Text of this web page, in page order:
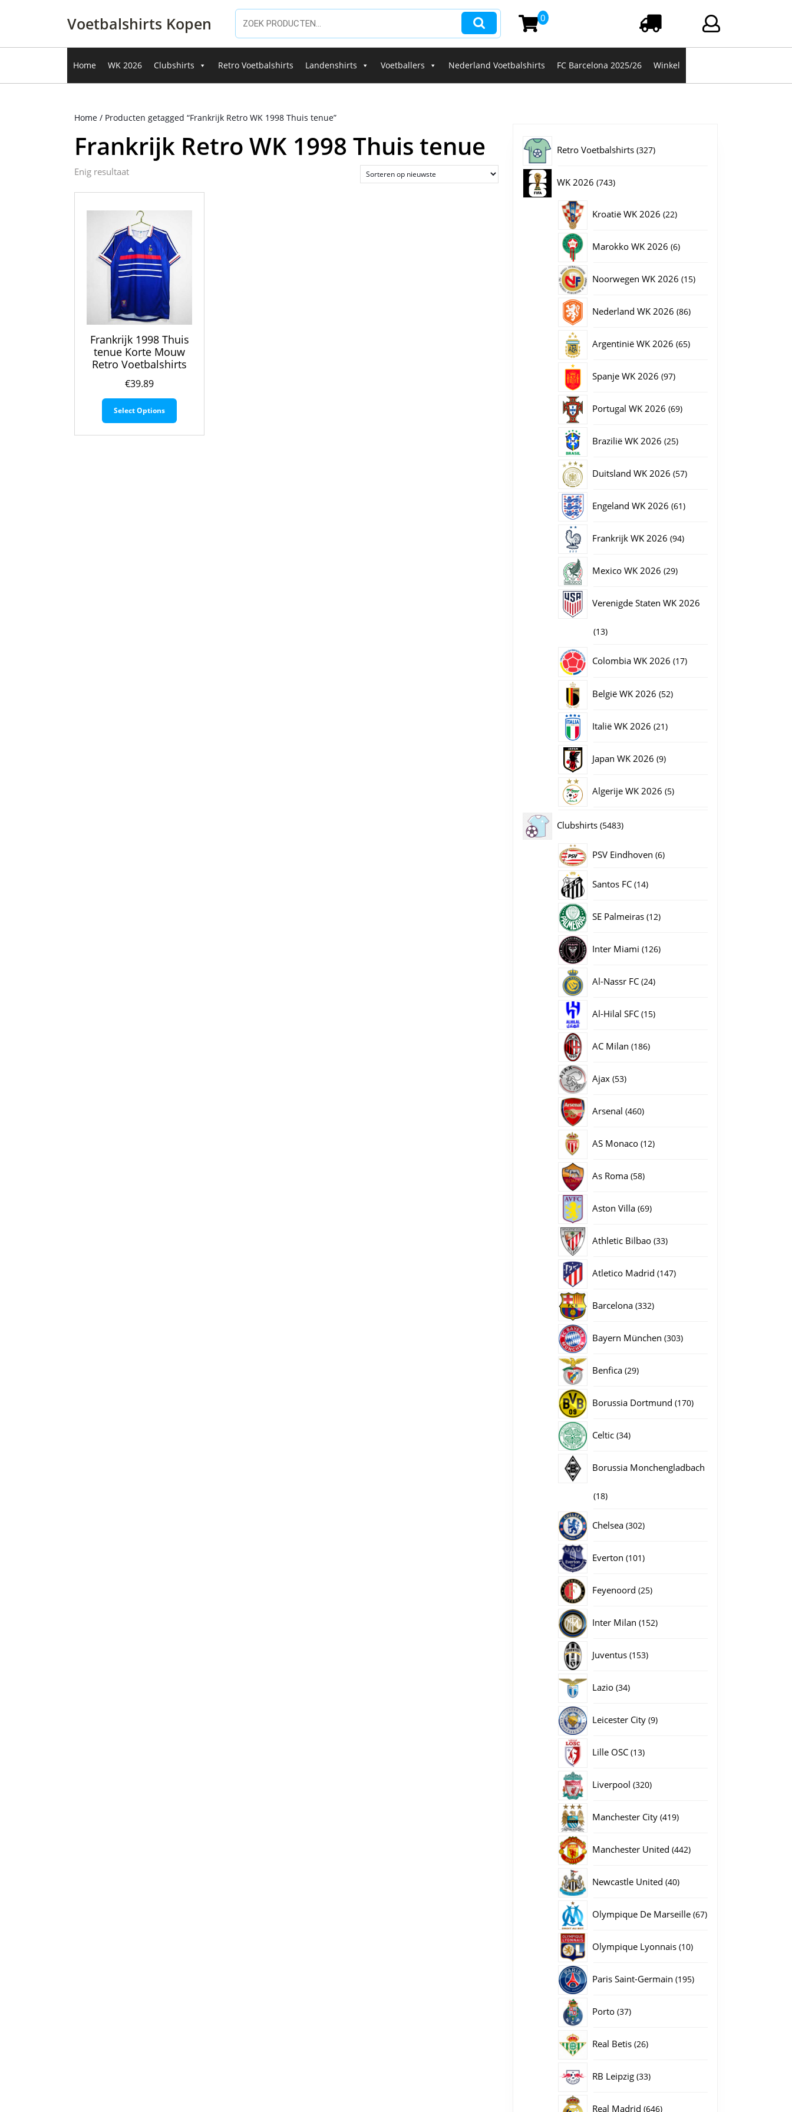
inhoud
Voetbalshirts Kopen Winkelwagen
0
Home WK 2026 Clubshirts Retro Voetbalshirts Landenshirts Voetballers Nederland Voetbalshirts FC Barcelona 2025/26 Winkel
Home / Producten getagged “Frankrijk Retro WK 1998 Thuis tenue”
Frankrijk Retro WK 1998 Thuis tenue
Enig resultaat
Frankrijk 1998 Thuis
tenue Korte Mouw
Retro Voetbalshirts
€39.89
Select Options
Dit
Retro Voetbalshirts 327327
WK 2026 743743
Kroatië WK 2026 2222
Marokko WK 2026 66
Noorwegen WK 2026 1515
Nederland WK 2026 8686
Argentinië WK 2026 6565
Spanje WK 2026 9797
Portugal WK 2026 6969
Brazilië WK 2026 2525
Duitsland WK 2026 5757
Engeland WK 2026 6161
Frankrijk WK 2026 9494
Mexico WK 2026 2929
Verenigde Staten WK 2026
1313
producten
Colombia WK 2026 1717
België WK 2026 5252
Italië WK 2026 2121
Japan WK 2026 99
Algerije WK 2026 55
Clubshirts 54835483
producten
PSV Eindhoven 66
Santos FC 1414
SE Palmeiras 1212
Inter Miami 126126
Al-Nassr FC 2424
Al-Hilal SFC 1515
AC Milan 186186
Ajax 5353
Arsenal 460460
AS Monaco 1212
As Roma 5858
Aston Villa 6969
Athletic Bilbao 3333
Atletico Madrid 147147
Barcelona 332332
Bayern München 303303
Benfica 2929
Borussia Dortmund 170170
Celtic 3434
Borussia Monchengladbach
1818
producten
Chelsea 302302
Everton 101101
Feyenoord 2525
Inter Milan 152152
Juventus 153153
Lazio 3434
Leicester City 99
Lille OSC 1313
Liverpool 320320
Manchester City 419419
Manchester United 442442
Newcastle United 4040
Olympique De Marseille 6767
Olympique Lyonnais 1010
Paris Saint-Germain 195195
Porto 3737
Real Betis 2626
RB Leipzig 3333
Real Madrid 646646